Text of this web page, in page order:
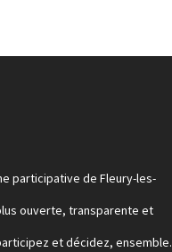
participative de Fleury-les-
ouverte, transparente et
et décidez, ensemble.